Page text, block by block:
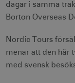
dagar i samma
Borton Overseas
Nordic Tours
menar att den här
med svensk